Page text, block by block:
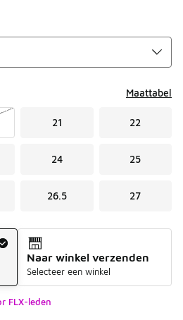
Maattabel
21 22
24 25
26.5 27
Naar winkel verzenden
Selecteer een winkel
FLX-leden